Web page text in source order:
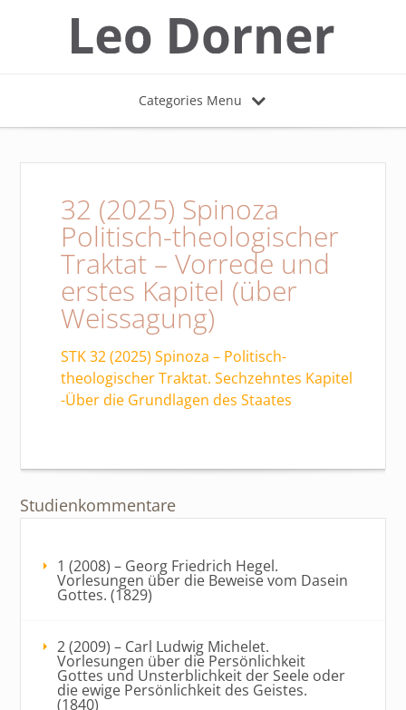
Categories Menu
32 (2025) Spinoza
Politisch-theologischer
Traktat – Vorrede und
erstes Kapitel (über
Weissagung)
STK 32 (2025) Spinoza – Politisch-
theologischer Traktat. Sechzehntes Kapitel
-Über die Grundlagen des Staates
Studienkommentare
1 (2008) – Georg Friedrich Hegel.
Vorlesungen über die Beweise vom Dasein
Gottes. (1829)
2 (2009) – Carl Ludwig Michelet.
Vorlesungen über die Persönlichkeit
Gottes und Unsterblichkeit der Seele oder
die ewige Persönlichkeit des Geistes.
(1840)